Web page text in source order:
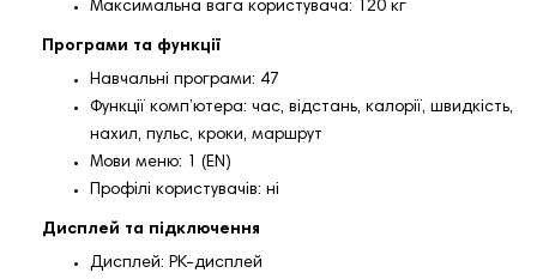
Максимальна вага користувача: 120 кг
Програми та функції
Навчальні програми: 47
Функції комп’ютера: час, відстань, калорії, швидкість,
нахил, пульс, кроки, маршрут
Мови меню: 1 (EN)
Профілі користувачів: ні
Дисплей та підключення
Дисплей: РК-дисплей